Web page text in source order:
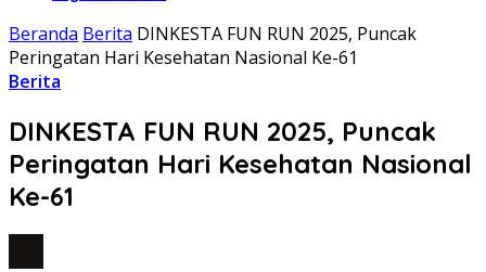
Beranda Berita DINKESTA FUN RUN 2025, Puncak
Peringatan Hari Kesehatan Nasional Ke-61
Berita
DINKESTA FUN RUN 2025, Puncak
Peringatan Hari Kesehatan Nasional
Ke-61